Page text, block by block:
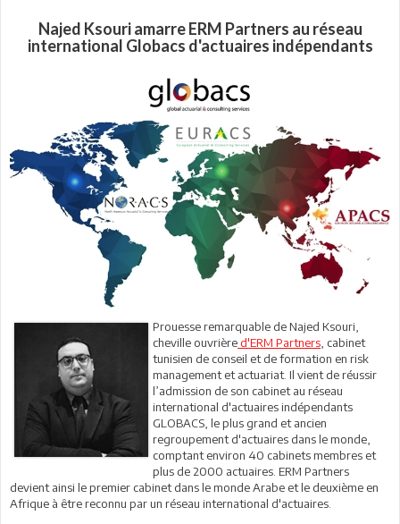
Najed Ksouri amarre ERM Partners au réseau
international Globacs d'actuaires indépendants
Prouesse remarquable de Najed Ksouri,
cheville ouvrière d'ERM Partners , cabinet
tunisien de conseil et de formation en risk
management et actuariat. Il vient de réussir
l’admission de son cabinet au réseau
international d'actuaires indépendants
GLOBACS, le plus grand et ancien
regroupement d'actuaires dans le monde,
comptant environ 40 cabinets membres et
plus de 2000 actuaires. ERM Partners
devient ainsi le premier cabinet dans le monde Arabe et le deuxième en
Afrique à être reconnu par un réseau international d'actuaires.